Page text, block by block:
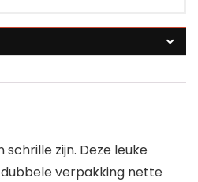
zijn. Deze leuke
verpakking nette